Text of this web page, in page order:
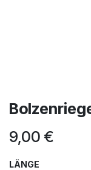
9,00 €
LÄNGE